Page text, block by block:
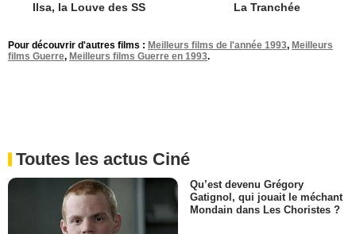
Ilsa, la Louve des SS La Tranchée
Pour découvrir d'autres films : Meilleurs films de l'année 1993, Meilleurs
films Guerre, Meilleurs films Guerre en 1993.
Toutes les actus Ciné
Qu’est devenu Grégory
Gatignol, qui jouait le méchant
Mondain dans Les Choristes ?